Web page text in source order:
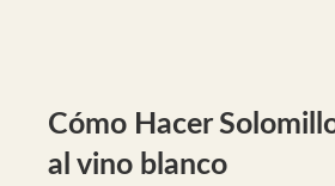
Cómo Hacer
al vino blanco